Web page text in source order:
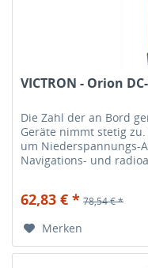
VICTRON - Orion
Die Zahl der an Bord
Geräte nimmt stetig
um Niederspannungs-
Navigations- und
62,83 € * 78,54 € *
Merken